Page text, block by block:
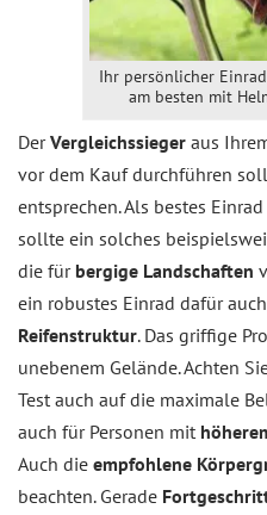
Ihr persönlicher
am besten mit
DerVergleichssieger aus
vor dem Kauf durchführen
entsprechen. Als bestes
sollte ein solches
die für bergige Landschaften
ein robustes Einrad dafür
Reifenstruktur. Das griffige
unebenem Gelände. Achten
Test auch auf die maximale
auch für Personen mit
Auch die empfohlene
beachten. Gerade